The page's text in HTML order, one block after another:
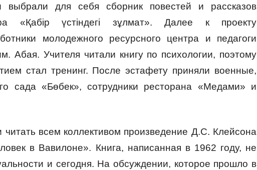
выбрали для себя сборник повестей и рассказов
«Қабір үстіндегі зұлмат». Далее к проекту
молодежного ресурсного центра и педагоги
Абая. Учителя читали книгу по психологии, поэтому
стал тренинг. После эстафету приняли военные,
сада «Бөбек», сотрудники ресторана «Медами» и
всем коллективом произведение Д.С. Клейсона
в Вавилоне». Книга, написанная в 1962 году, не
и сегодня. На обсуждении, которое прошло в